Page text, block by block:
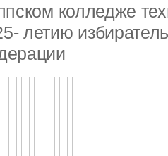
колледже
летию